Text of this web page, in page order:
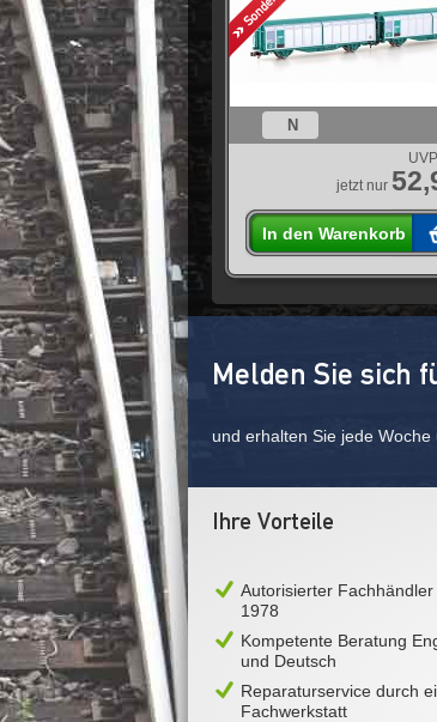
N
jetzt nur
In den Warenkorb
Melden Sie sich
und erhalten Sie jede
Ihre Vorteile
Autorisierter Fachhändler
1978
Kompetente Beratung
und Deutsch
Reparaturservice durch
Fachwerkstatt